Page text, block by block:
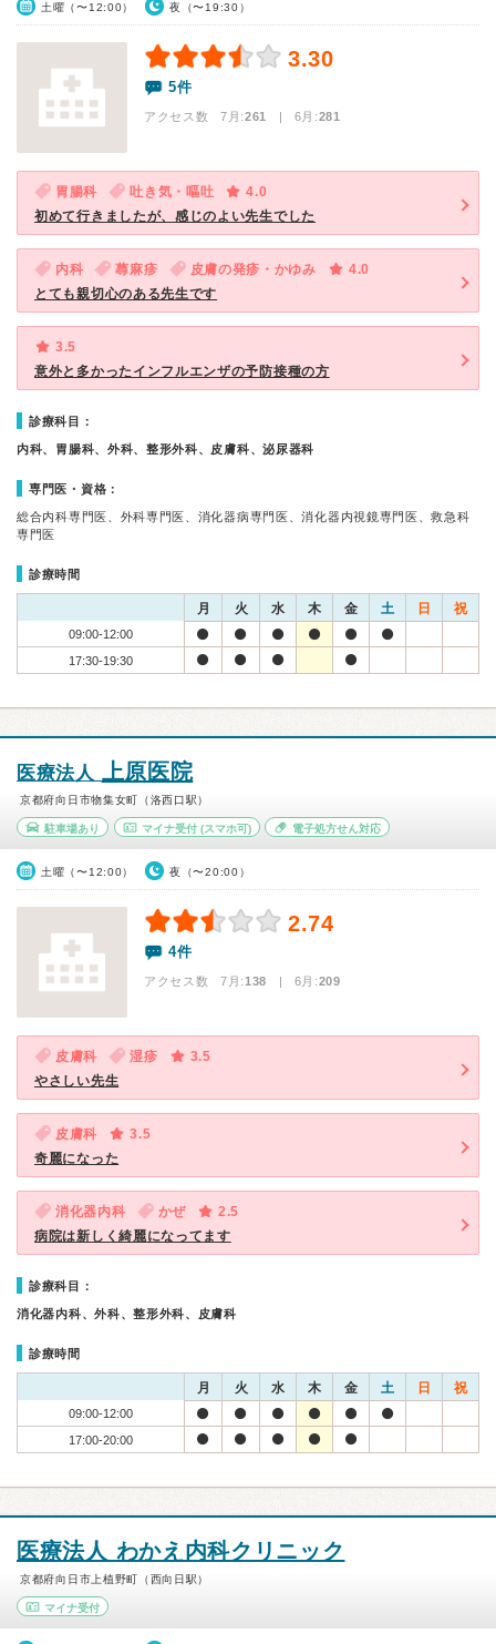
土曜（〜12:00） 夜（〜19:30）
3.30
5件
アクセス数 7月:261 | 6月:281
胃腸科 吐き気・嘔吐
4.0
初めて行きましたが、感じのよい先生でした
内科 蕁麻疹 皮膚の発疹・かゆみ
4.0
とても親切心のある先生です
3.5
意外と多かったインフルエンザの予防接種の方
診療科目：
内科、胃腸科、外科、整形外科、皮膚科、泌尿器科
専門医・資格：
総合内科専門医、外科専門医、消化器病専門医、消化器内視鏡専門医、救急科
専門医
診療時間
月 火 水 木 金 土 日 祝
09:00-12:00
17:30-19:30
医療法人 上原医院
京都府向日市物集女町（洛西口駅）
駐車場あり マイナ受付(スマホ可) 電子処方せん対応
土曜（〜12:00） 夜（〜20:00）
2.74
4件
アクセス数 7月:138 | 6月:209
皮膚科 湿疹
3.5
やさしい先生
皮膚科
3.5
奇麗になった
消化器内科 かぜ
2.5
病院は新しく綺麗になってます
診療科目：
消化器内科、外科、整形外科、皮膚科
診療時間
月 火 水 木 金 土 日 祝
09:00-12:00
17:00-20:00
医療法人 わかえ内科クリニック
京都府向日市上植野町（西向日駅）
マイナ受付